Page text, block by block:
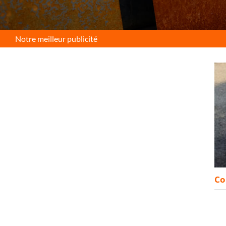
Notre meilleur publicité